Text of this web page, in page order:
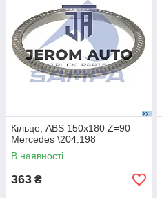
Кільце, ABS 150x180 Z=90
Mercedes \204.198
В наявності
363 ₴